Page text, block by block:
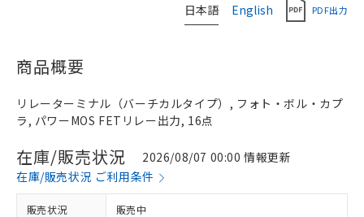
日本語 English PDF出力
商品概要
リレーターミナル（バーチカルタイプ）, フォト・ボル・カプ
ラ, パワーMOS FETリレー出力, 16点
在庫/販売状況
2026/08/07 00:00 情報更新
在庫/販売状況 ご利用条件
販売状況 販売中